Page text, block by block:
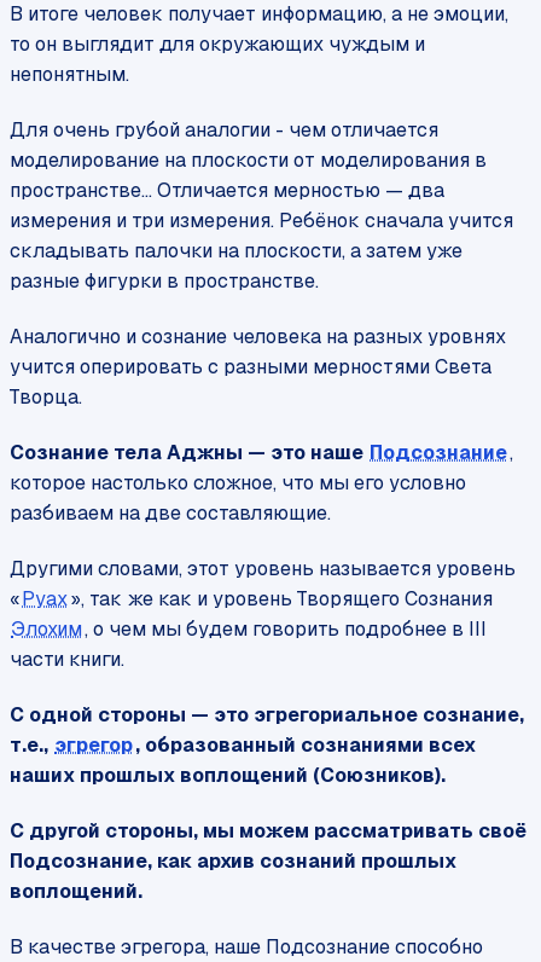
В итоге человек получает информацию, а не эмоции,
то он выглядит для окружающих чуждым и
непонятным.
Для очень грубой аналогии - чем отличается
моделирование на плоскости от моделирования в
пространстве… Отличается мерностью — два
измерения и три измерения. Ребёнок сначала учится
складывать палочки на плоскости, а затем уже
разные фигурки в пространстве.
Аналогично и сознание человека на разных уровнях
учится оперировать с разными мерностями Света
Творца.
Сознание тела Аджны — это наше Подсознание,
которое настолько сложное, что мы его условно
разбиваем на две составляющие.
Другими словами, этот уровень называется уровень
«Руах», так же как и уровень Творящего Сознания
Элохим, о чем мы будем говорить подробнее в III
части книги.
С одной стороны — это эгрегориальное сознание,
т.е., эгрегор, образованный сознаниями всех
наших прошлых воплощений (Союзников).
С другой стороны, мы можем рассматривать своё
Подсознание, как архив сознаний прошлых
воплощений.
В качестве эгрегора, наше Подсознание способно